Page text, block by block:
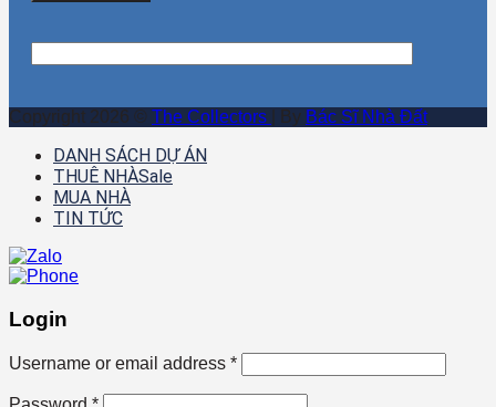
Copyright 2026 © The Collectors | By Bác Sĩ Nhà Đất
DANH SÁCH DỰ ÁN
THUÊ NHÀ
MUA NHÀ
TIN TỨC
Login
Username or email address *